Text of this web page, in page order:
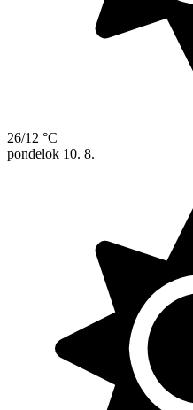
26/12 °C
pondelok 10. 8.